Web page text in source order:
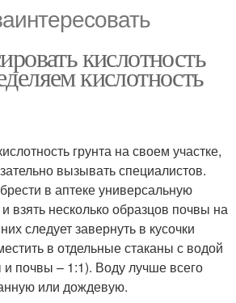
кислотность
кислотность
грунта на своем участке,
вызывать специалистов.
в аптеке универсальную
взять несколько образцов почвы на
следует завернуть в кусочки
в отдельные стаканы с водой
почвы – 1:1). Воду лучше всего
или дождевую.